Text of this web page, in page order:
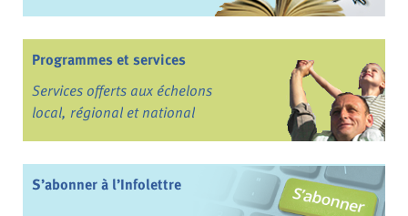
Programmes et services
Services offerts aux échelons
local, régional et national
S’abonner à l’Infolettre